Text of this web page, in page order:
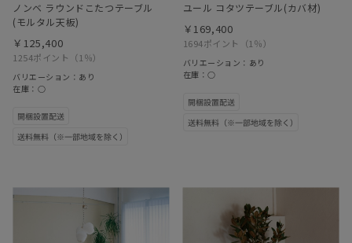
ノンベ ラウンドこたつテーブル
(モルタル天板)
1254ポイント （1％）
￥125,400
バリエーション：あり
在庫：○
ユール コタツテーブル(カバ材)
1694ポイント （1％）
￥169,400
バリエーション：あり
在庫：○